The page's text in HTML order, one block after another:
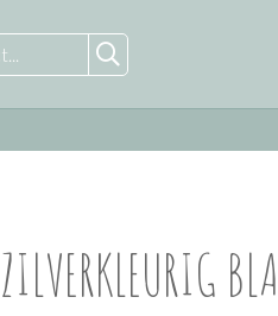
ZILVERKLEURIG